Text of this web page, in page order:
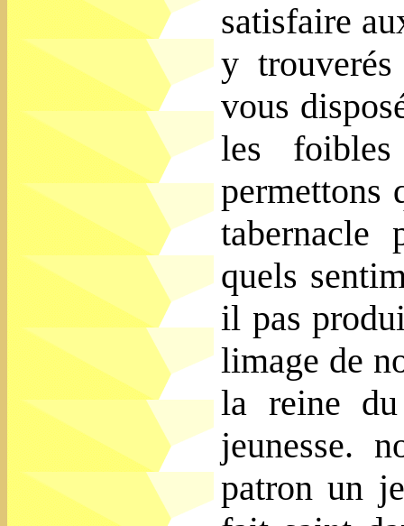
satisfaire
y
vous
les
permettons
tabernacle
quels
il pas
limage de
la reine
jeunesse.
patron un